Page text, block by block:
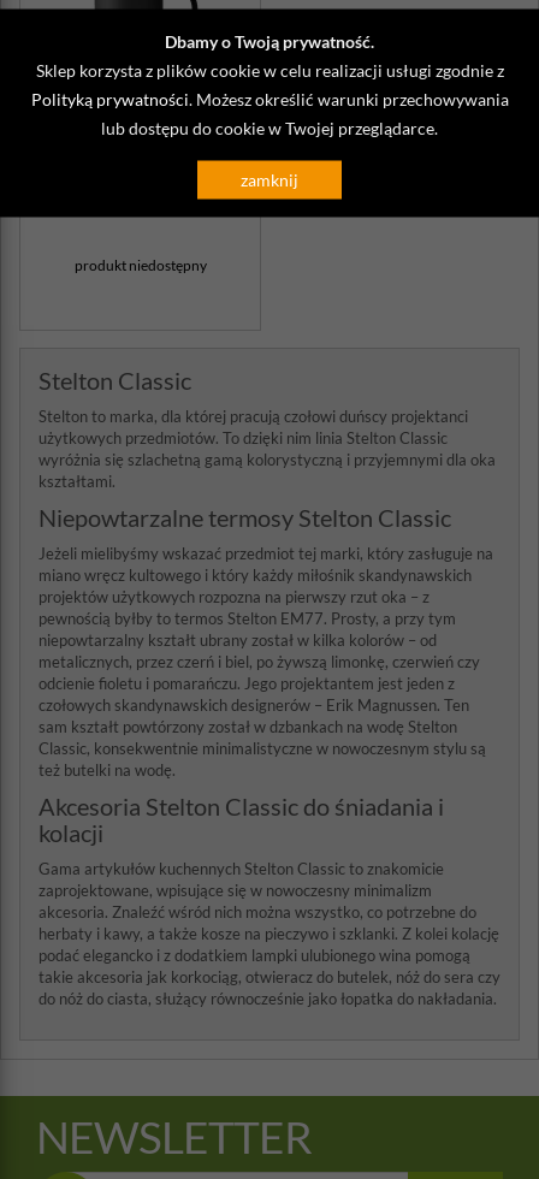
Dbamy o Twoją prywatność.
Sklep korzysta z plików cookie w celu realizacji usługi zgodnie z
Polityką prywatności . Możesz określić warunki przechowywania
lub dostępu do cookie w Twojej przeglądarce.
zamknij
Termos EM77 Stelton
Classic matowy czarny
produkt niedostępny
Stelton Classic
Stelton to marka, dla której pracują czołowi duńscy projektanci
użytkowych przedmiotów. To dzięki nim linia Stelton Classic
wyróżnia się szlachetną gamą kolorystyczną i przyjemnymi dla oka
kształtami.
Niepowtarzalne termosy Stelton Classic
Jeżeli mielibyśmy wskazać przedmiot tej marki, który zasługuje na
miano wręcz kultowego i który każdy miłośnik skandynawskich
projektów użytkowych rozpozna na pierwszy rzut oka – z
pewnością byłby to termos Stelton EM77. Prosty, a przy tym
niepowtarzalny kształt ubrany został w kilka kolorów – od
metalicznych, przez czerń i biel, po żywszą limonkę, czerwień czy
odcienie fioletu i pomarańczu. Jego projektantem jest jeden z
czołowych skandynawskich designerów – Erik Magnussen. Ten
sam kształt powtórzony został w dzbankach na wodę Stelton
Classic, konsekwentnie minimalistyczne w nowoczesnym stylu są
też butelki na wodę.
Akcesoria Stelton Classic do śniadania i
kolacji
Gama artykułów kuchennych Stelton Classic to znakomicie
zaprojektowane, wpisujące się w nowoczesny minimalizm
akcesoria. Znaleźć wśród nich można wszystko, co potrzebne do
herbaty i kawy, a także kosze na pieczywo i szklanki. Z kolei kolację
podać elegancko i z dodatkiem lampki ulubionego wina pomogą
takie akcesoria jak korkociąg, otwieracz do butelek, nóż do sera czy
do nóż do ciasta, służący równocześnie jako łopatka do nakładania.
NEWSLETTER